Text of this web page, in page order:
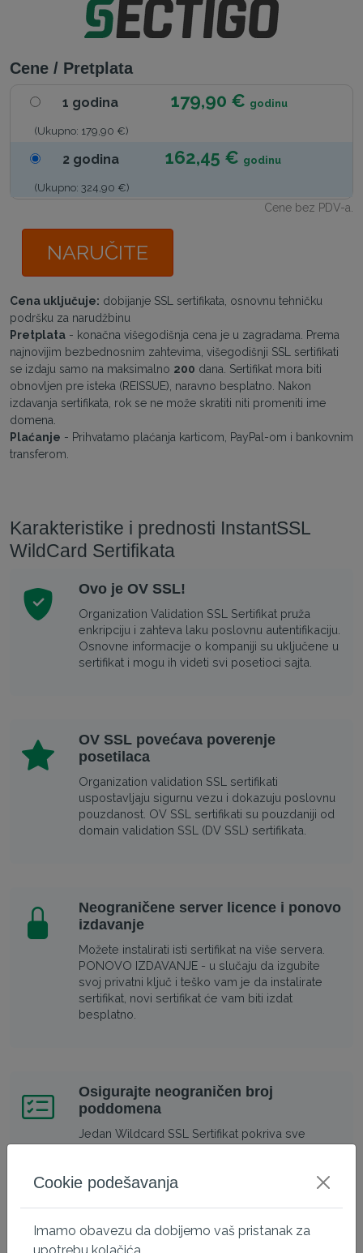
Cene / Pretplata
1 godina 179,90 € godinu
(Ukupno: 179,90 €)
2 godina 162,45 € godinu
(Ukupno: 324,90 €)
Cene bez PDV-a.
NARUČITE
Cena uključuje: dobijanje SSL sertifikata, osnovnu tehničku
podršku za narudžbinu
Pretplata - konačna višegodišnja cena je u zagradama. Prema
najnovijim bezbednosnim zahtevima, višegodišnji SSL sertifikati
se izdaju samo na maksimalno 200 dana. Sertifikat mora biti
obnovljen pre isteka (REISSUE), naravno besplatno. Nakon
izdavanja sertifikata, rok se ne može skratiti niti promeniti ime
domena.
Plaćanje - Prihvatamo plaćanja karticom, PayPal-om i bankovnim
transferom.
Karakteristike i prednosti InstantSSL
WildCard Sertifikata
Ovo je OV SSL!
Organization Validation SSL Sertifikat pruža
enkripciju i zahteva laku poslovnu autentifikaciju.
Osnovne informacije o kompaniji su uključene u
sertifikat i mogu ih videti svi posetioci sajta.
OV SSL povećava poverenje
posetilaca
Organization validation SSL sertifikati
uspostavljaju sigurnu vezu i dokazuju poslovnu
pouzdanost. OV SSL sertifikati su pouzdaniji od
domain validation SSL (DV SSL) sertifikata.
Neograničene server licence i ponovo
izdavanje
Možete instalirati isti sertifikat na više servera.
PONOVO IZDAVANJE - u slučaju da izgubite
svoj privatni ključ i teško vam je da instalirate
sertifikat, novi sertifikat će vam biti izdat
besplatno.
Osigurajte neograničen broj
poddomena
Jedan Wildcard SSL Sertifikat pokriva sve
ispred vašeg domena kao što je
.domain.com.
Cookie podešavanja
Imamo obavezu da dobijemo vaš pristanak za